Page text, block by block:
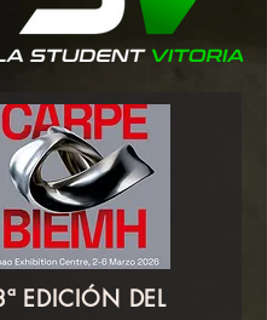
EDICIÓN DEL